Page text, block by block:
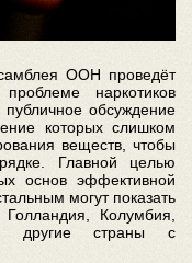
ООН проведёт
наркотиков
обсуждение
которых слишком
веществ, чтобы
Главной целью
основ эффективной
могут показать
Колумбия,
другие страны с